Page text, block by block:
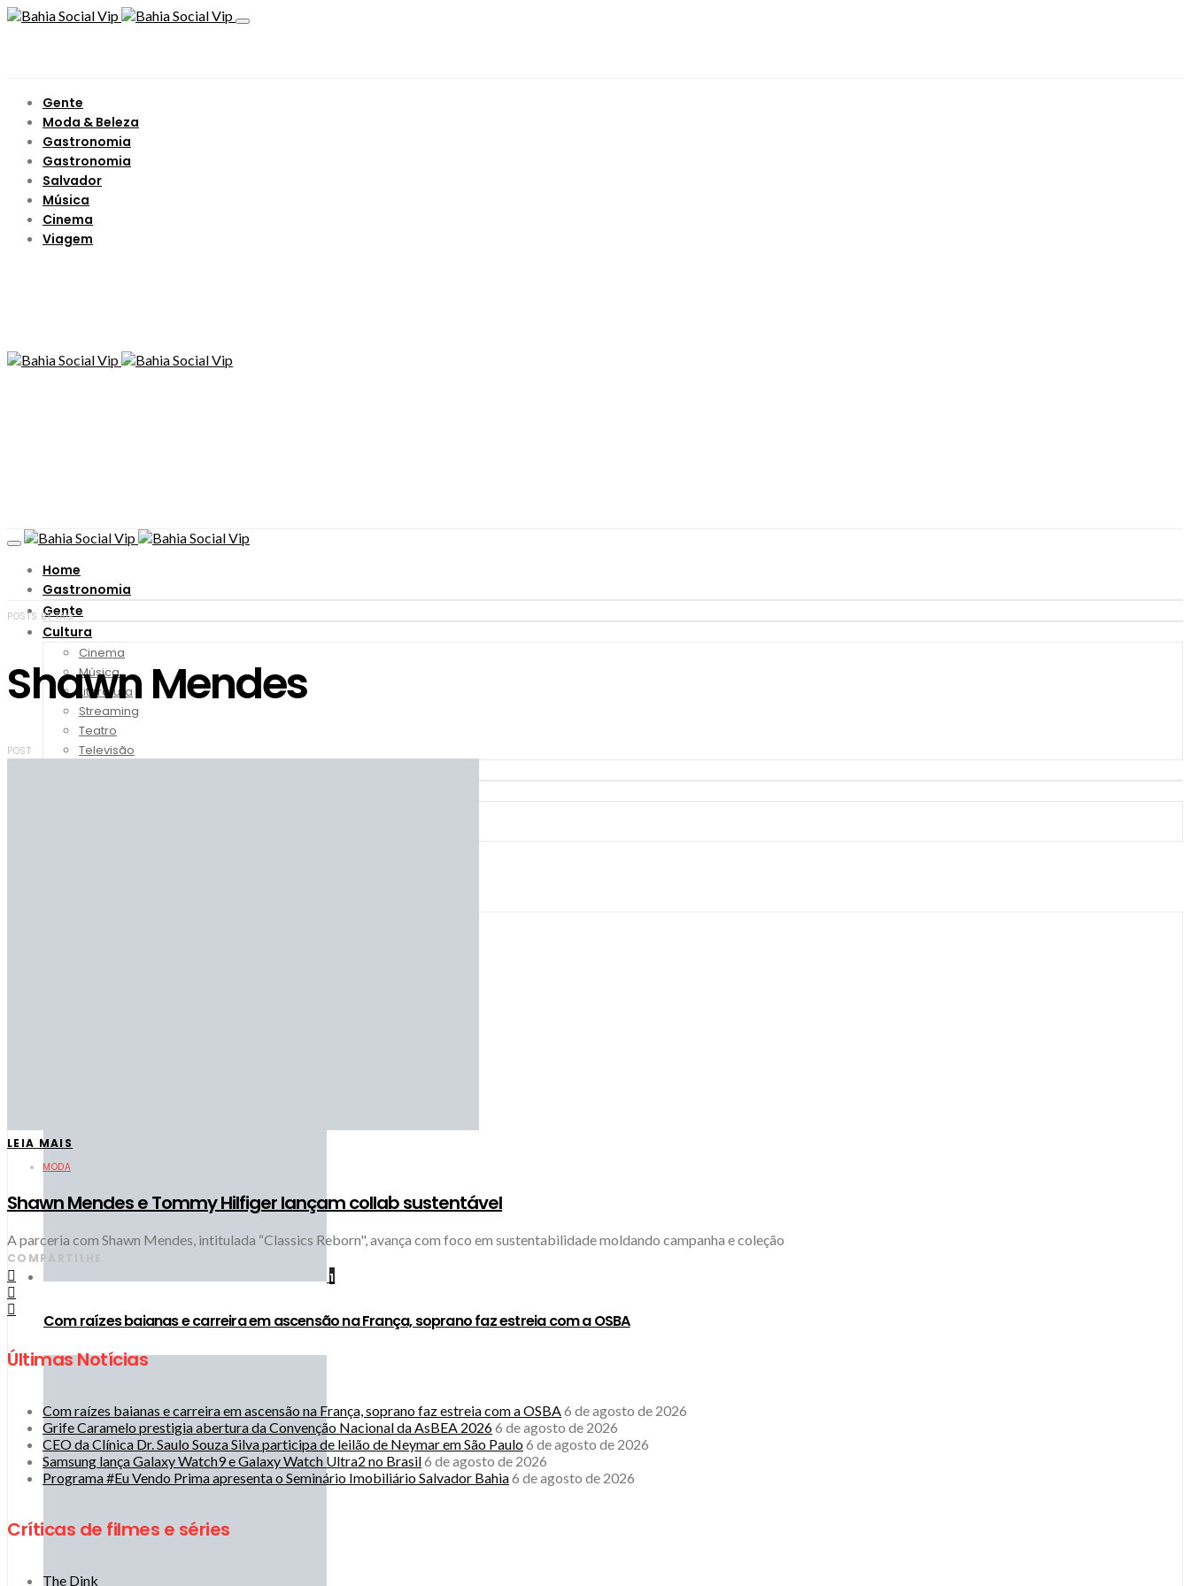
Gente
Moda & Beleza
Gastronomia
Gastronomia
Salvador
Música
Cinema
Viagem
Home
Gastronomia
Gente
Cultura
Cinema
Música
Literatura
Streaming
Teatro
Televisão
1
Com raízes baianas e carreira em ascensão na França, soprano faz estreia com a OSBA
POSTS BY TAG
Shawn Mendes
POST
LEIA MAIS
MODA
Shawn Mendes e Tommy Hilfiger lançam collab sustentável
A parceria com Shawn Mendes, intitulada “Classics Reborn", avança com foco em sustentabilidade moldando campanha e coleção
COMPARTILHE
Últimas Notícias
Com raízes baianas e carreira em ascensão na França, soprano faz estreia com a OSBA6 de agosto de 2026
Grife Caramelo prestigia abertura da Convenção Nacional da AsBEA 20266 de agosto de 2026
CEO da Clínica Dr. Saulo Souza Silva participa de leilão de Neymar em São Paulo6 de agosto de 2026
Samsung lança Galaxy Watch9 e Galaxy Watch Ultra2 no Brasil6 de agosto de 2026
Programa #Eu Vendo Prima apresenta o Seminário Imobiliário Salvador Bahia6 de agosto de 2026
Críticas de filmes e séries
The Dink